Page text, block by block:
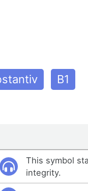
B1
This symbol
integrity.